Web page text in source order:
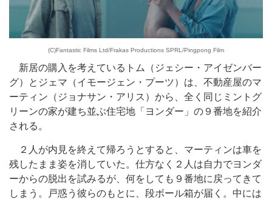
(C)Fantastic Films Ltd/Frakas Productions SPRL/Pingpong Film
新居の購入を考えているトム（ジェシー・アイゼンバー
グ）とジェマ（イモージェン・プーツ）は、不動産屋のマ
ーティン（ジョナサン・アリス）から、全く同じミントグ
リーンの家が建ち並ぶ住宅地「ヨンダー」の９番地を紹介
される。
２人が内見を終えて帰ろうとすると、マーティンは車を
残したまま姿を消していた。仕方なく２人は自力でヨンダ
ーからの脱出を試みるが、何をしても９番地に戻ってきて
しまう。戸惑う彼らのもとに、段ボール箱が届く。中には